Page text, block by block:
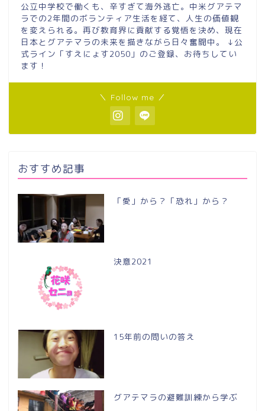
公立中学校で働くも、辛すぎて海外逃亡。中米グアテマ
ラでの2年間のボランティア生活を経て、人生の価値観
を変えられる。再び教育界に貢献する覚悟を決め、現在
日本とグアテマラの未来を描きながら日々奮闘中。 ↓公
式ライン「すえにょす2050」のご登録、お待ちしてい
ます！
＼ Follow me ／
おすすめ記事
「愛」から？「恐れ」から？
決意2021
15年前の問いの答え
グアテマラの避難訓練から学ぶ